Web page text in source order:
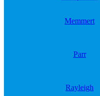
Memmert
Parr
Rayleigh